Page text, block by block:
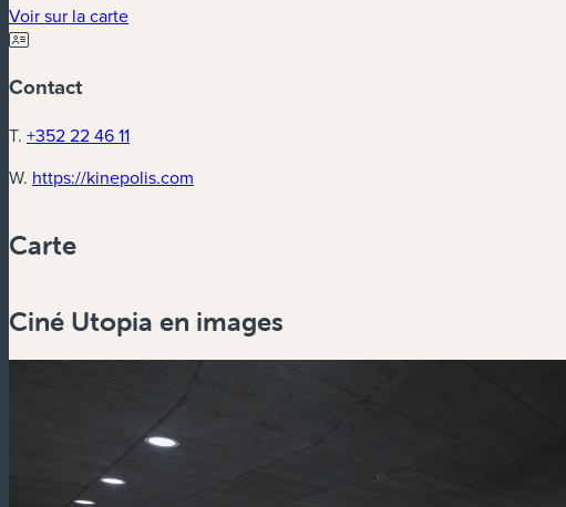
Voir sur la carte(nouvelle fenêtre)
Contact
T. +352 22 46 11
W. https://kinepolis.com
Carte
Zoom
Zoom
Ciné Utopia en images